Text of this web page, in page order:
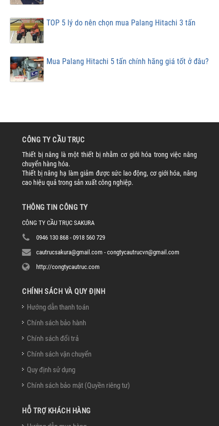
TOP 5 lý do nên chọn mua Palang Hitachi 3 tấn
Mua Palang Hitachi 5 tấn chính hãng giá tốt ở đâu?
CÔNG TY CẦU TRỤC
Thiết bị nâng là một thiết bị nhằm cơ giới hóa trong việc nâng
chuyển hàng hóa.
Thiết bị nâng hạ làm giảm được sức lao động, cơ giới hóa, nâng
cao hiệu quả trong sản xuất công nghiệp.
THÔNG TIN CÔNG TY
CÔNG TY CẦU TRỤC SAKURA
0946 130 868 - 0918 560 729
cautrucsakura@gmail.com - congtycautrucvn@gmail.com
http://congtycautruc.com
CHÍNH SÁCH VÀ QUY ĐỊNH
Hướng dẫn thanh toán
Chính sách bảo hành
Chính sách đổi trả
Chính sách vận chuyển
Quy định sử dụng
Chính sách bảo mật (Quyền riêng tư)
HỖ TRỢ KHÁCH HÀNG